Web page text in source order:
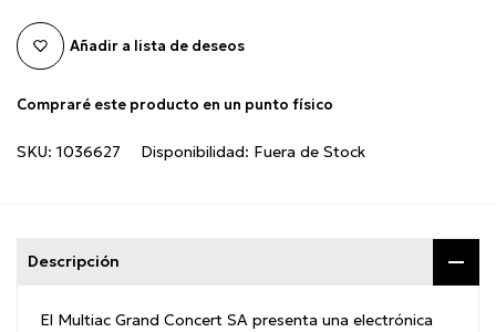
Añadir a lista de deseos
Compraré este producto en un punto físico
SKU: 1036627 Disponibilidad: Fuera de Stock
Descripción
El Multiac Grand Concert SA presenta una electrónica